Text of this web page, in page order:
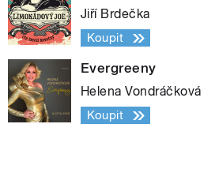
Jiří Brdečka
Koupit
Evergreeny
Helena Vondráčková
Koupit